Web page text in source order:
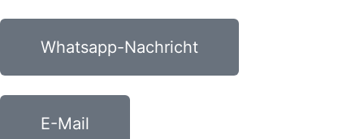
Whatsapp-Nachricht
E-Mail